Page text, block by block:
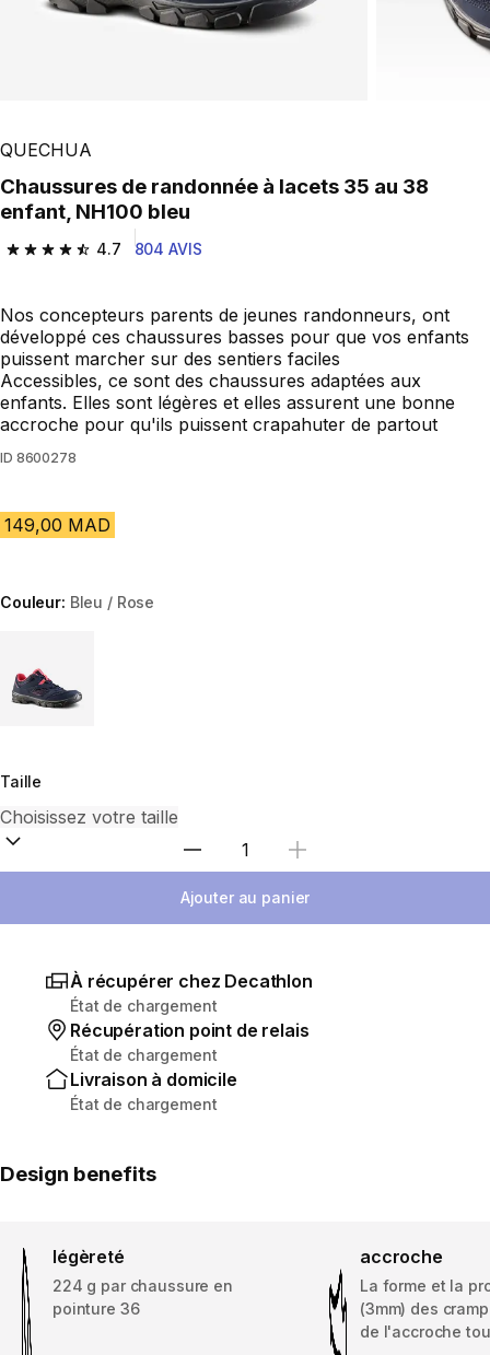
QUECHUA
Chaussures de randonnée à lacets 35 au 38
enfant, NH100 bleu
4.7
4.7 out of 5 stars from 804 reviews
804 AVIS
Nos concepteurs parents de jeunes randonneurs, ont
développé ces chaussures basses pour que vos enfants
puissent marcher sur des sentiers faciles
Accessibles, ce sont des chaussures adaptées aux
enfants. Elles sont légères et elles assurent une bonne
accroche pour qu'ils puissent crapahuter de partout
ID 8600278
149,00 MAD
Couleur: Bleu / Rose
Taille
Sélectionnez la quantité
Ajouter au panier
À récupérer chez Decathlon
État de chargement
Récupération point de relais
État de chargement
Livraison à domicile
État de chargement
Design benefits
légèreté
224 g par chaussure en
pointure 36
accroche
La forme et la
(3mm) des
de l'accroche